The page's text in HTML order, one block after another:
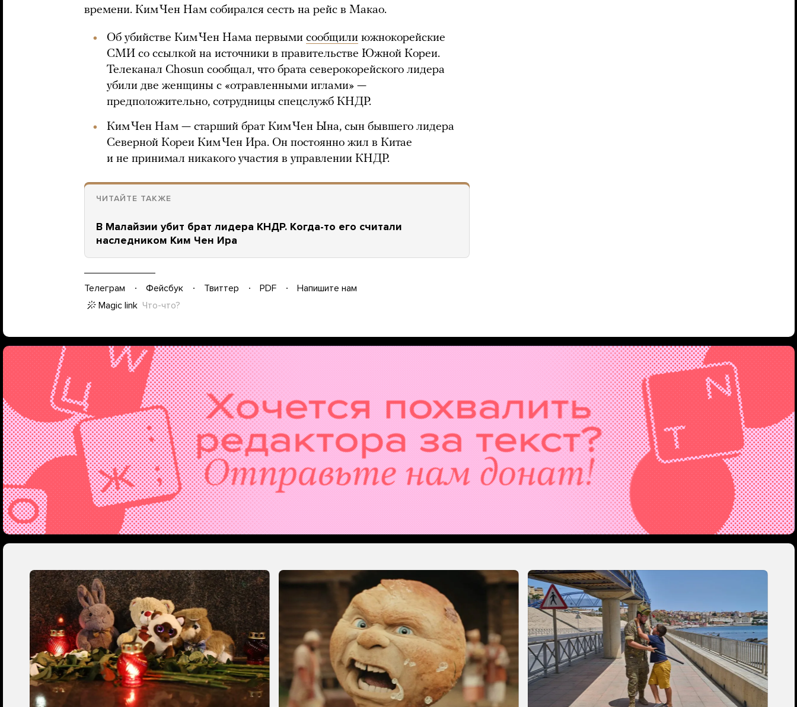
времени. Ким Чен Нам собирался сесть на рейс в Макао.
Об убийстве Ким Чен Нама первыми сообщили южнокорейские
СМИ со ссылкой на источники в правительстве Южной Кореи.
Телеканал Chosun сообщал, что брата северокорейского лидера
убили две женщины с «отравленными иглами» —
предположительно, сотрудницы спецслужб КНДР.
Ким Чен Нам — старший брат Ким Чен Ына, сын бывшего лидера
Северной Кореи Ким Чен Ира. Он постоянно жил в Китае
и не принимал никакого участия в управлении КНДР.
ЧИТАЙТЕ ТАКЖЕ
В Малайзии убит брат лидера КНДР. Когда-то его считали
наследником Ким Чен Ира
Телеграм Фейсбук Твиттер PDF
Напишите нам
Magic link Что-что?